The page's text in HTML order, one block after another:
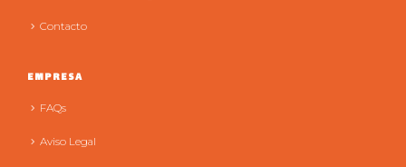
Contacto
EMPRESA
FAQs
Aviso Legal